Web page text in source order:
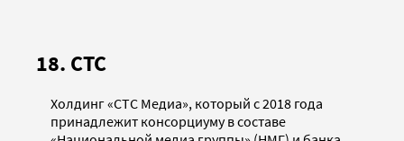
18. СТС
Холдинг «СТС Медиа», который с 2018 года
принадлежит консорциуму в составе